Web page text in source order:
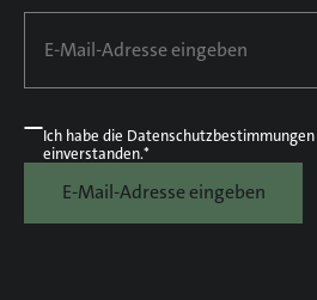
Ich habe die Datenschutzbestimmungen
einverstanden.*
E-Mail-Adresse eingeben